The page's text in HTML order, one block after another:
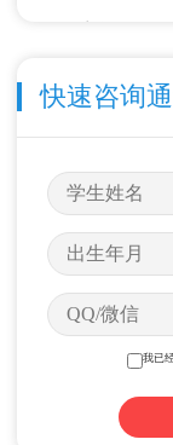
平顶山化肥厂
快速咨询
我已